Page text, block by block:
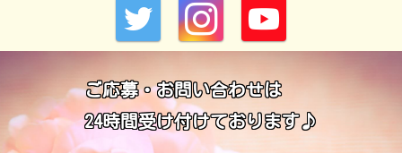
ご応募・お問い合わせは
24時間受け付けております♪